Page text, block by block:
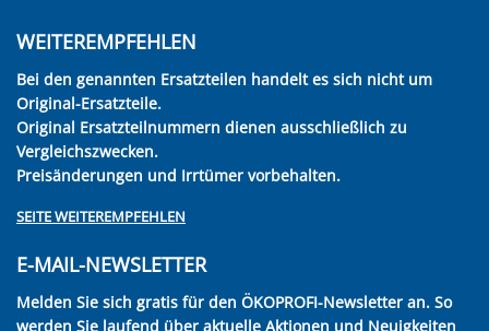
WEITEREMPFEHLEN
Bei den genannten Ersatzteilen handelt es sich nicht um
Original-Ersatzteile.
Original Ersatzteilnummern dienen ausschließlich zu
Vergleichszwecken.
Preisänderungen und Irrtümer vorbehalten.
SEITE WEITEREMPFEHLEN
E-MAIL-NEWSLETTER
Melden Sie sich gratis für den ÖKOPROFI-Newsletter an. So
werden Sie laufend über aktuelle Aktionen und Neuigkeiten